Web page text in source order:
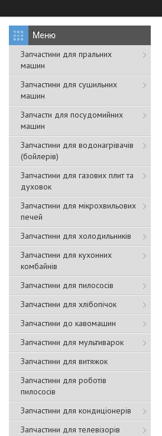
Запчастини для пральних
машин
Запчастини для сушильних
машин
Запчасти для посудомийних
машин
Запчастини для водонагрівачів
(бойлерів)
Запчастини для газових плит та
духовок
Запчастини для мікрохвильових
печей
Запчастини для холодильників
Запчастини для кухонних
комбайнів
Запчастини для пилососів
Запчастини для хлібопічок
Запчастини до кавомашин
Запчастини для мультиварок
Запчастини для витяжок
Запчастини для роботів
пилососів
Запчастини для кондиціонерів
Запчастини для телевізорів